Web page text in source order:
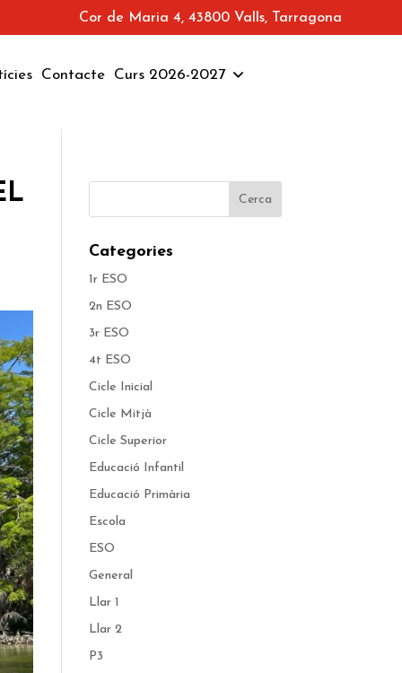
Cor de Maria 4, 43800 Valls, Tarragona
Contacte Curs 2026-2027
Categories
1r ESO
2n ESO
3r ESO
4t ESO
Cicle Inicial
Cicle Mitjà
Cicle Superior
Educació Infantil
Educació Primària
Escola
ESO
General
Llar 1
Llar 2
P3